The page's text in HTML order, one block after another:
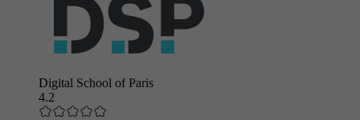
Digital School of Paris
4.2